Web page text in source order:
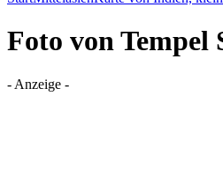
Foto von Tempel
- Anzeige -